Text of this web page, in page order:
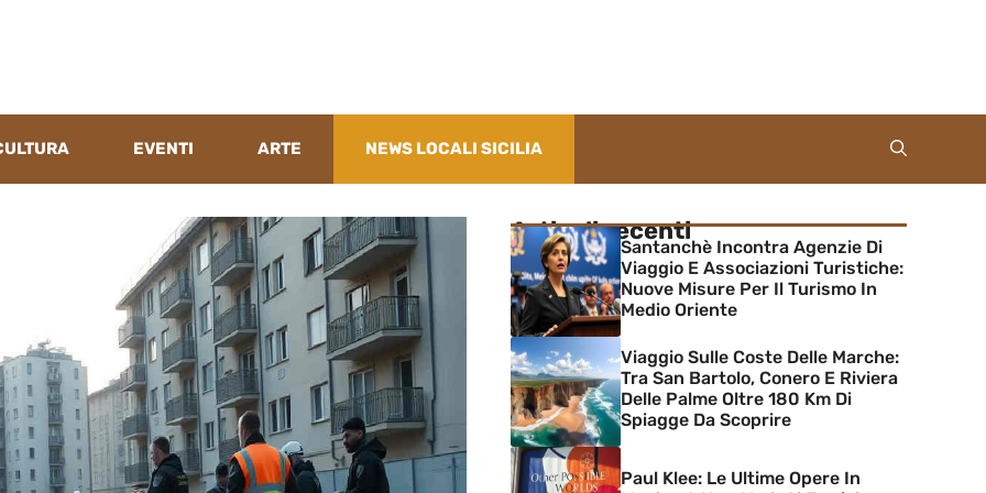
EVENTI ARTE NEWS LOCALI SICILIA
Articoli recenti
Santanchè Incontra Agenzie Di
Viaggio E Associazioni Turistiche:
Nuove Misure Per Il Turismo In
Medio Oriente
Viaggio Sulle Coste Delle Marche:
Tra San Bartolo, Conero E Riviera
Delle Palme Oltre 180 Km Di
Spiagge Da Scoprire
Paul Klee: Le Ultime Opere In